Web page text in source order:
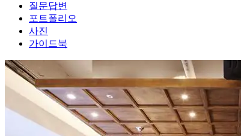
질문답변
포트폴리오
사진
가이드북